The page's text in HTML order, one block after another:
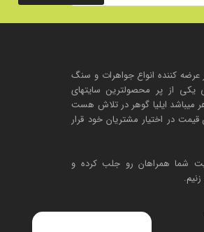
عرضه کننده انواع جواهرات و سنگ
یکی از پر محصولترین سایتهای
میباشد ایلیا گوهر در تلاش هست
قیمت در اختیار مشتریان خود قرار
شما همراهان رو جلب کرده و